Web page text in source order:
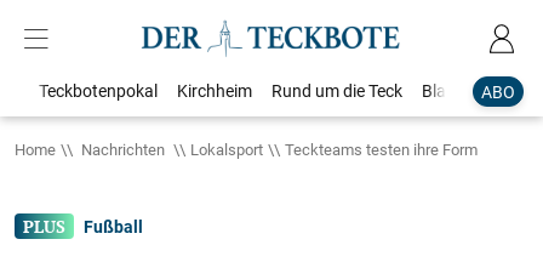
ABO
Teckbotenpokal Kirchheim Rund um die Teck Blaulicht
Home Nachrichten Lokalsport Teckteams testen ihre Form
Fußball